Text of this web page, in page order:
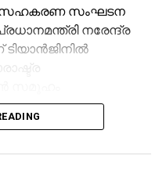
സഹകരണ സംഘടന
നരേന്ദ്ര
നൽകി. 2020